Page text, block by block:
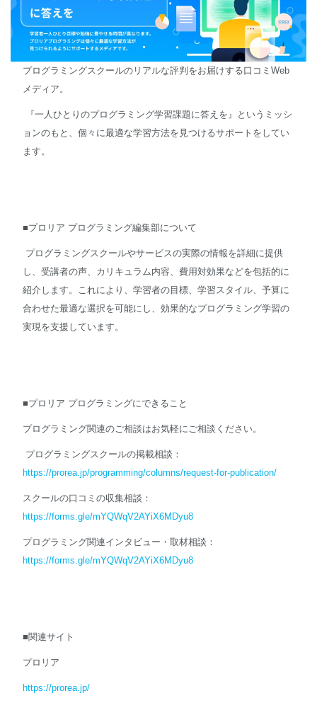
プログラミングスクールのリアルな評判をお届けする口コミWeb
メディア。
『一人ひとりのプログラミング学習課題に答えを』というミッシ
ョンのもと、個々に最適な学習方法を見つけるサポートをしてい
ます。
■プロリア プログラミング編集部について
プログラミングスクールやサービスの実際の情報を詳細に提供
し、受講者の声、カリキュラム内容、費用対効果などを包括的に
紹介します。これにより、学習者の目標、学習スタイル、予算に
合わせた最適な選択を可能にし、効果的なプログラミング学習の
実現を支援しています。
■プロリア プログラミングにできること
プログラミング関連のご相談はお気軽にご相談ください。
プログラミングスクールの掲載相談：
https://prorea.jp/programming/columns/request-for-publication/
スクールの口コミの収集相談：
https://forms.gle/mYQWqV2AYiX6MDyu8
プログラミング関連インタビュー・取材相談：
https://forms.gle/mYQWqV2AYiX6MDyu8
■関連サイト
プロリア
https://prorea.jp/